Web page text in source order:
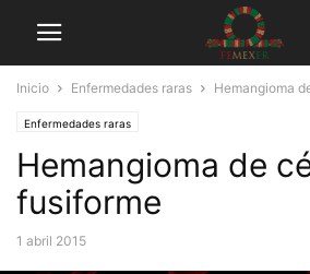
Inicio Enfermedades raras Hemangioma
Enfermedades raras
Hemangioma de
fusiforme
1 abril 2015